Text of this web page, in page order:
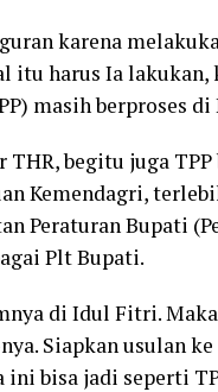
karena
itu harus Ia
masih berproses
begitu juga
Kemendagri,
Peraturan Bupati
Plt Bupati.
di Idul Fitri.
Siapkan usulan
ini bisa jadi seperti